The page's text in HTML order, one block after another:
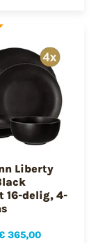
Liberty
16-delig, 4-
365,00